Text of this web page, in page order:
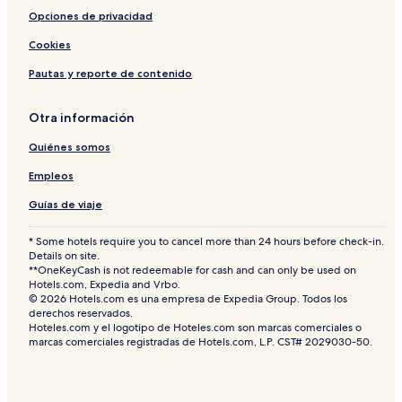
e
O
u
e
t
y
H
G
Opciones de privacidad
Cookies
Pautas y reporte de contenido
Otra información
Quiénes somos
Empleos
Guías de viaje
* Some hotels require you to cancel more than 24 hours before check-in.
Details on site.
**OneKeyCash is not redeemable for cash and can only be used on
Hotels.com, Expedia and Vrbo.
© 2026 Hotels.com es una empresa de Expedia Group. Todos los
derechos reservados.
Hoteles.com y el logotipo de Hoteles.com son marcas comerciales o
marcas comerciales registradas de Hotels.com, L.P. CST# 2029030-50.